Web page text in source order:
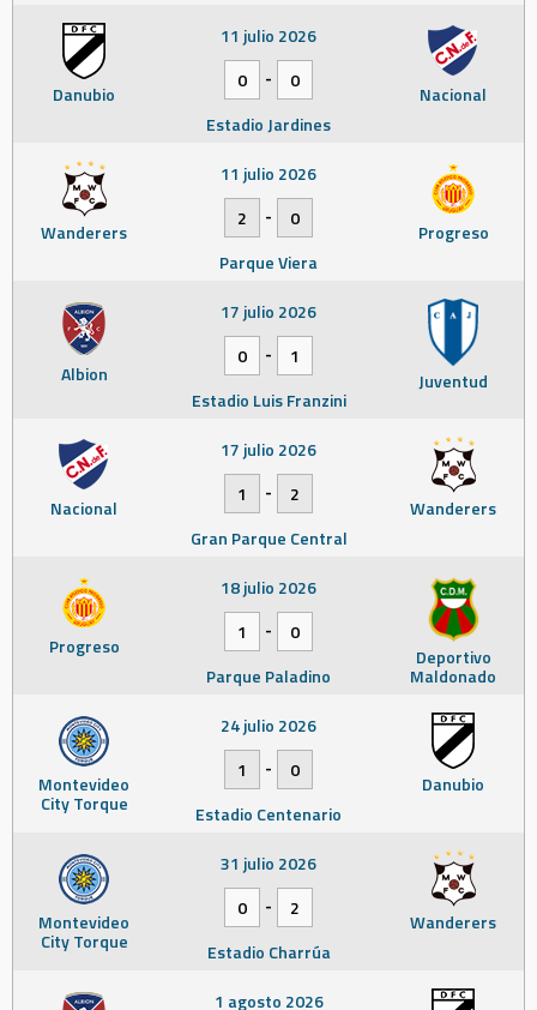
Danubio Nacional
11 julio 2026
0
-
0
Estadio Jardines
Wanderers Progreso
11 julio 2026
2
-
0
Parque Viera
Albion Juventud
17 julio 2026
0
-
1
Estadio Luis Franzini
Nacional Wanderers
17 julio 2026
1
-
2
Gran Parque Central
Progreso Deportivo
Maldonado
18 julio 2026
1
-
0
Parque Paladino
Montevideo
City Torque
Danubio
24 julio 2026
1
-
0
Estadio Centenario
Montevideo
City Torque
Wanderers
31 julio 2026
0
-
2
Estadio Charrúa
1 agosto 2026